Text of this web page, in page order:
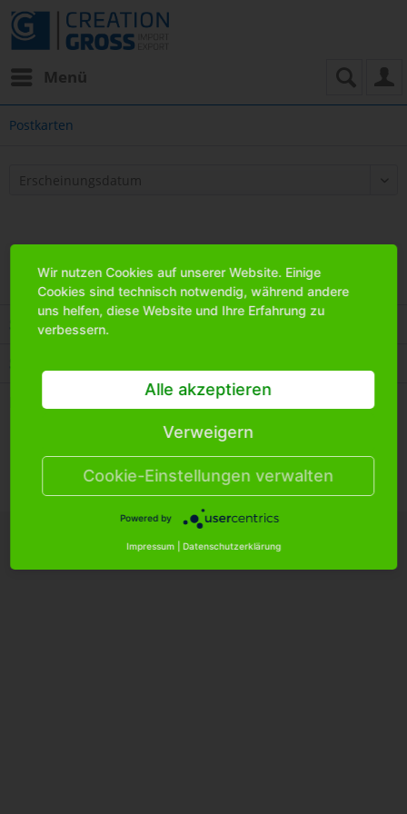
Menü
Postkarten
Service Hotline
Informationen
Cookie Einstellungen Versandkosten
Datenschutzerklärung
AGB Impressum
Wir nutzen Cookies auf unserer Website. Einige
Cookies sind technisch notwendig, während andere
uns helfen, diese Website und Ihre Erfahrung zu
verbessern.
Alle akzeptieren
Verweigern
Cookie-Einstellungen verwalten
Powered by
Impressum Datenschutzerklärung